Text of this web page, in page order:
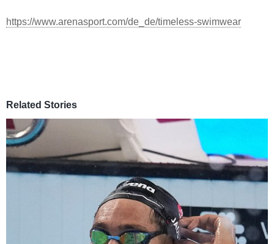
https://www.arenasport.com/de_de/timeless-swimwear
Related Stories